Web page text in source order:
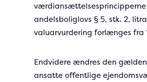
andelsboliglovs § 5, stk. 2,
valuarvurdering forlænges fra
Endvidere ændres den
ansatte offentlige